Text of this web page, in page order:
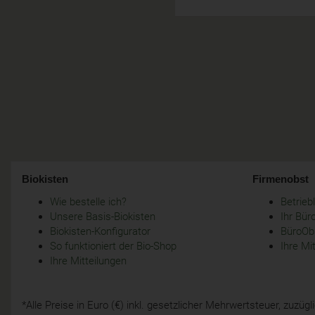
Biokisten
Wie bestelle ich?
Unsere Basis-Biokisten
Biokisten-Konfigurator
So funktioniert der Bio-Shop
Ihre Mitteilungen
Firmenobst
Ihr
Ihre
*Alle Preise in Euro (€) inkl. gesetzlicher Mehrwertsteuer,